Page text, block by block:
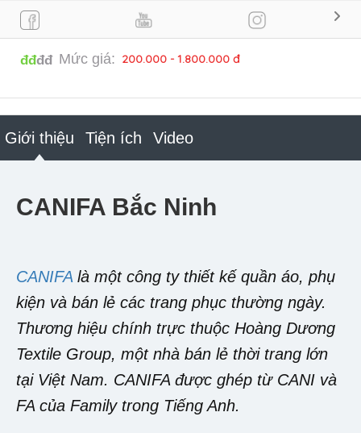
đđđđ Mức giá: 200.000 - 1.800.000 đ
Giới thiệu Tiện ích Video
CANIFA Bắc Ninh
CANIFA là một công ty thiết kế quần áo, phụ
kiện và bán lẻ các trang phục thường ngày.
Thương hiệu chính trực thuộc Hoàng Dương
Textile Group, một nhà bán lẻ thời trang lớn
tại Việt Nam. CANIFA được ghép từ CANI và
FA của Family trong Tiếng Anh.